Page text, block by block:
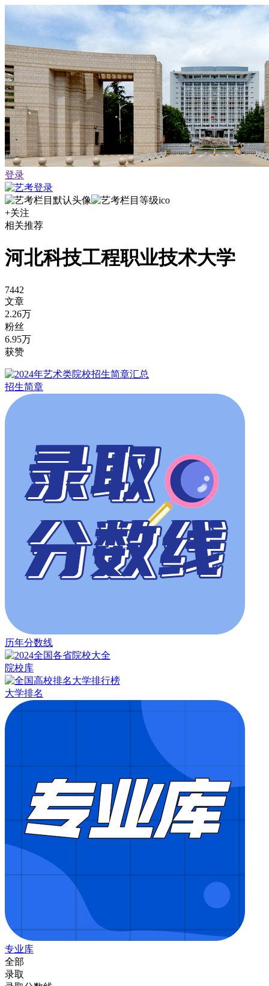
登录
+关注
相关推荐
河北科技工程职业技术大学
7442
文章
2.26万
粉丝
6.95万
获赞
招生简章
历年分数线
院校库
大学排名
专业库
全部
录取